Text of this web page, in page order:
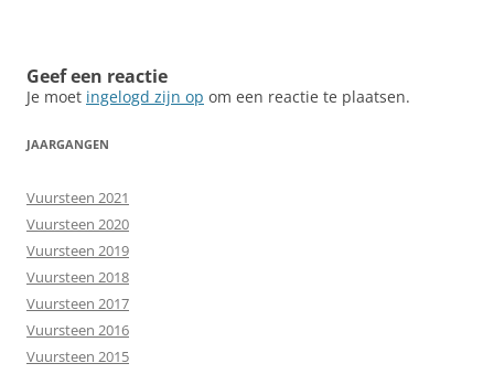
Geef een reactie
Je moet ingelogd zijn op om een reactie te plaatsen.
JAARGANGEN
Vuursteen 2021
Vuursteen 2020
Vuursteen 2019
Vuursteen 2018
Vuursteen 2017
Vuursteen 2016
Vuursteen 2015